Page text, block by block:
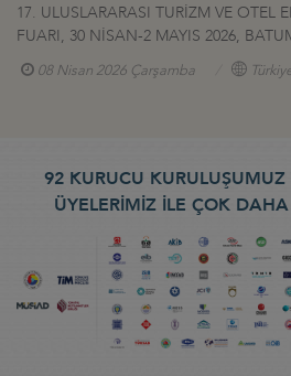
17. ULUSLARARASI TURİZM VE OTEL
FUARI, 30 NİSAN-2 MAYIS 2026,
08 Nisan 2026 Çarşamba
92 KURUCU
ÜYELERİMİZ İLE ÇOK